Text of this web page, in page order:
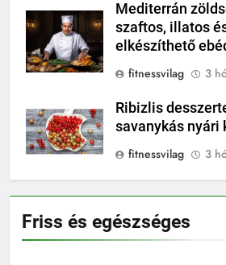
Mediterrán
szaftos, illatos
elkészíthető
fitnessvilag
3
Ribizlis
savanykás nyári
fitnessvilag
3
Friss és egészséges